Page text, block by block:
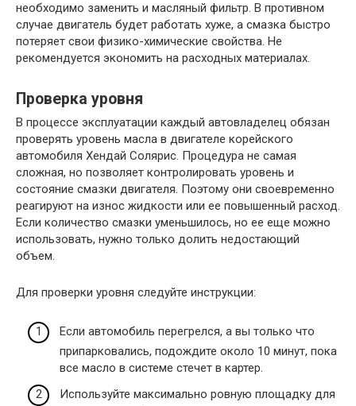
необходимо заменить и масляный фильтр. В противном
случае двигатель будет работать хуже, а смазка быстро
потеряет свои физико-химические свойства. Не
рекомендуется экономить на расходных материалах.
Проверка уровня
В процессе эксплуатации каждый автовладелец обязан
проверять уровень масла в двигателе корейского
автомобиля Хендай Солярис. Процедура не самая
сложная, но позволяет контролировать уровень и
состояние смазки двигателя. Поэтому они своевременно
реагируют на износ жидкости или ее повышенный расход.
Если количество смазки уменьшилось, но ее еще можно
использовать, нужно только долить недостающий
объем.
Для проверки уровня следуйте инструкции:
Если автомобиль перегрелся, а вы только что
припарковались, подождите около 10 минут, пока
все масло в системе стечет в картер.
Используйте максимально ровную площадку для